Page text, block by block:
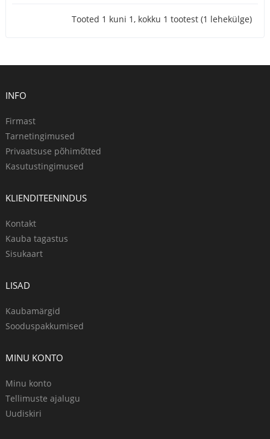
Tooted 1 kuni 1, kokku 1 tootest (1 lehekülge)
INFO
Firmast
Tarnetingimused
Privaatsuse põhimõtted
Kasutustingimused
KLIENDITEENINDUS
Kontakt
Kauba tagastus
Sisukaart
LISAD
Kaubamärgid
Sooduspakkumised
MINU KONTO
Minu konto
Tellimuste ajalugu
Uudiskiri